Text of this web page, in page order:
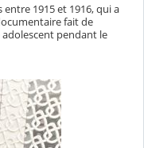
1915 et 1916, qui a
fait de
pendant le